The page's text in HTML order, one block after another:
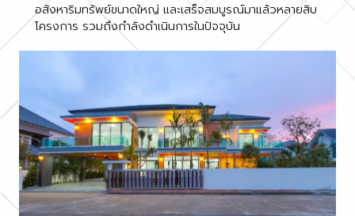
อสังหาริมทรัพย์ขนาดใหญ่ และเสร็จสมบูรณ์มาแล้วหลายสิบ
โครงการ รวมถึงกำลังดำเนินการในปัจจุบัน